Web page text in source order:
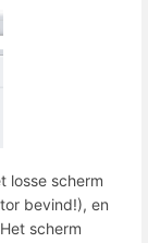
losse scherm
bevind!), en
scherm